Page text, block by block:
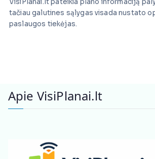
VisiPlanai.lt pateikia plano informaciją
tačiau galutines sąlygas visada nustato
paslaugos tiekėjas.
Apie VisiPlanai.lt